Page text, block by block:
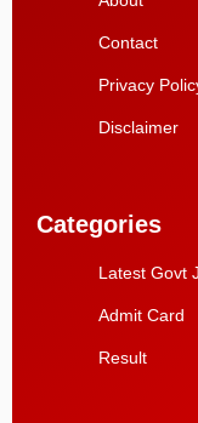
Contact
Privacy
Disclaimer
Categories
Latest Govt
Admit Card
Result